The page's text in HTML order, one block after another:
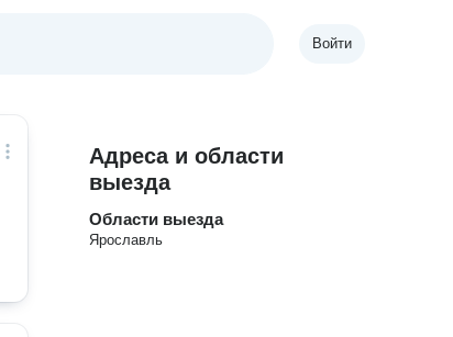
Войти
Адреса и области
выезда
Области выезда
Ярославль